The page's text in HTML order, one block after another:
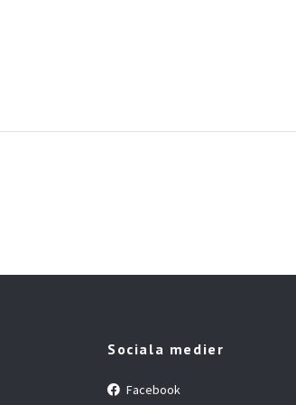
Sociala medier
Facebook